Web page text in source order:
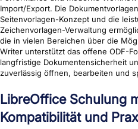
Import/Export. Die
Seitenvorlagen-Konzept und die
Zeichenvorlagen-Verwaltung
die in vielen Bereichen über die
Writer unterstützt das offene ODF-
langfristige Dokumentensicherheit
zuverlässig öffnen, bearbeiten und
LibreOffice Schulung
Kompatibilität und